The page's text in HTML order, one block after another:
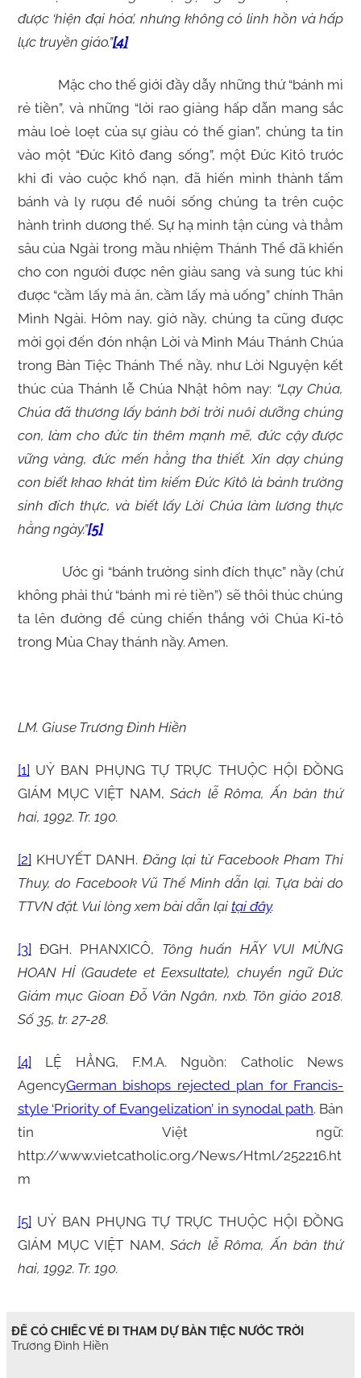
được ‘hiện đại hóa’, nhưng không có linh hồn và hấp
lực truyền giáo.”[4]
Mặc cho thế giới đầy dẫy những thứ “bánh mì
rẻ tiền”, và những “lời rao giảng hấp dẫn mang sắc
màu loè loẹt của sự giàu có thế gian”, chúng ta tin
vào một “Đức Kitô đang sống”, một Đức Kitô trước
khi đi vào cuộc khổ nạn, đã hiến mình thành tấm
bánh và ly rượu để nuôi sống chúng ta trên cuộc
hành trình dương thế. Sự hạ mình tận cùng và thẳm
sâu của Ngài trong mầu nhiệm Thánh Thể đã khiến
cho con người được nên giàu sang và sung túc khi
được “cầm lấy mà ăn, cầm lấy mà uống” chính Thân
Mình Ngài. Hôm nay, giờ nầy, chúng ta cũng được
mời gọi đến đón nhận Lời và Mình Máu Thánh Chúa
trong Bàn Tiệc Thánh Thể nầy, như Lời Nguyện kết
thúc của Thánh lễ Chúa Nhật hôm nay: “Lạy Chúa,
Chúa đã thương lấy bánh bởi trời nuôi dưỡng chúng
con, làm cho đức tin thêm mạnh mẽ, đức cậy được
vững vàng, đức mến hằng tha thiết. Xin dạy chúng
con biết khao khát tìm kiếm Đức Kitô là bánh trường
sinh đích thực, và biết lấy Lời Chúa làm lương thực
hằng ngày.”[5]
Ước gì “bánh trường sinh đích thực” nầy (chứ
không phải thứ “bánh mì rẻ tiền”) sẽ thôi thúc chúng
ta lên đường để cùng chiến thắng với Chúa Ki-tô
trong Mùa Chay thánh nầy. Amen.
LM. Giuse Trương Đình Hiền
[1] UỶ BAN PHỤNG TỰ TRỰC THUỘC HỘI ĐỒNG
GIÁM MỤC VIỆT NAM,Sách lễ Rôma, Ấn bản thứ
hai, 1992. Tr. 190.
[2] KHUYẾT DANH. Đăng lại từ Facebook Pham Thi
Thuy, do Facebook Vũ Thế Minh dẫn lại. Tựa bài do
TTVN đặt. Vui lòng xem bài dẫn lại tại đây.
[3] ĐGH. PHANXICÔ, Tông huấn HÃY VUI MỪNG
HOAN HỈ (Gaudete et Eexsultate), chuyển ngữ Đức
Giám mục Gioan Đỗ Văn Ngân, nxb. Tôn giáo 2018.
Số 35, tr. 27-28.
[4] LỆ HẰNG, F.M.A. Nguồn: Catholic News
AgencyGerman bishops rejected plan for Francis-
style ‘Priority of Evangelization’ in synodal path. Bản
tin Việt ngữ:
http://www.vietcatholic.org/News/Html/252216.ht
m
[5] UỶ BAN PHỤNG TỰ TRỰC THUỘC HỘI ĐỒNG
GIÁM MỤC VIỆT NAM,Sách lễ Rôma, Ấn bản thứ
hai, 1992. Tr. 190.
ĐỂ CÓ CHIẾC VÉ ĐI THAM DỰ BÀN TIỆC NƯỚC TRỜI
Trương Đình Hiền